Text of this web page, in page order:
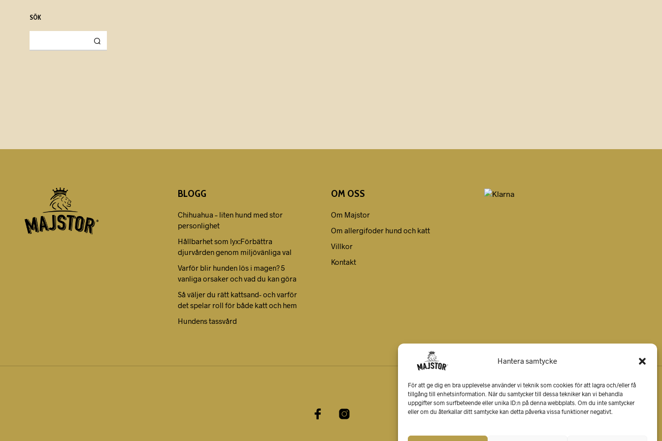
Hantera samtycke
För att ge dig en bra upplevelse använder vi teknik som cookies för att lagra och/eller få
tillgång till enhetsinformation. När du samtycker till dessa tekniker kan vi behandla
uppgifter som surfbeteende eller unika ID:n på denna webbplats. Om du inte samtycker
eller om du återkallar ditt samtycke kan detta påverka vissa funktioner negativt.
SÖK
BLOGG
Chihuahua – liten hund med stor
personlighet
Hållbarhet som lyx:Förbättra
djurvården genom miljövänliga val
Varför blir hunden lös i magen? 5
vanliga orsaker och vad du kan göra
Så väljer du rätt kattsand- och varför
det spelar roll för både katt och hem
Hundens tassvård
OM OSS
Om Majstor
Om allergifoder hund och katt
Villkor
Kontakt